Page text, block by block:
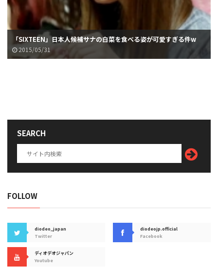
「SIXTEEN」日本人候補サナの白菜を食べる姿が可愛すぎる件w
2015/05/31
SEARCH
FOLLOW
diodeo_japan
Twitter
diodeojp.official
Facebook
ディオデオジャパン
Youtube